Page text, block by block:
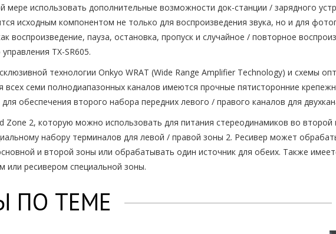
использовать дополнительные возможности док-станции / зарядного
исходным компонентом не только для воспроизведения звука, но и для
воспроизведение, пауза, остановка, пропуск и случайное / повторное
TX-SR605.
технологии Onkyo WRAT (Wide Range Amplifier Technology) и схемы
всех семи полнодиапазонных каналов имеются прочные пятисторонние
обеспечения второго набора передних левого / правого каналов для
Zone 2, которую можно использовать для питания стереодинамиков во
набору терминалов для левой / правой зоны 2. Ресивер может
и второй зоны или обрабатывать один источник для обеих. Также
или ресивером специальной зоны.
ПО ТЕМЕ